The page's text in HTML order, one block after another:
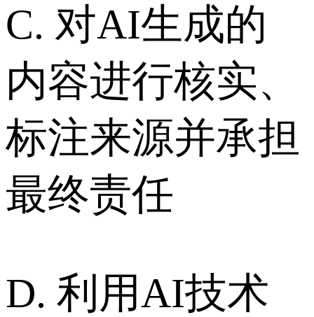
C. 对AI生成的
内容进行核实、
标注来源并承担
最终责任
D. 利用AI技术